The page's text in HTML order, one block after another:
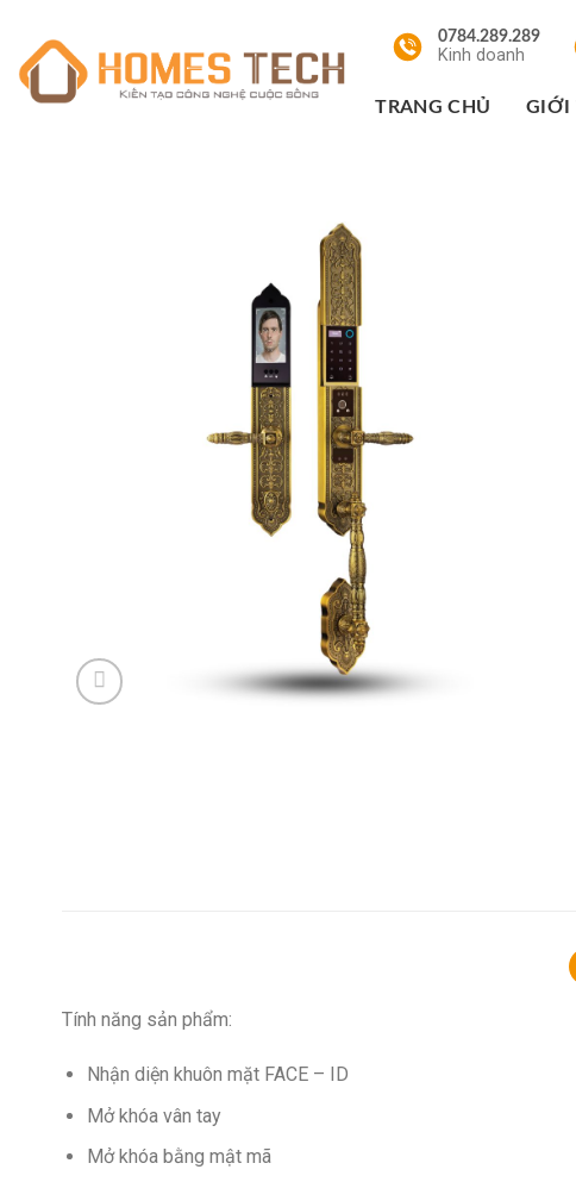
nội
dung
0784.289.289
Kinh doanh
TRANG CHỦ GIỚI
Tính năng sản phẩm:
Nhận diện khuôn mặt FACE – ID
Mở khóa vân tay
Mở khóa bằng mật mã